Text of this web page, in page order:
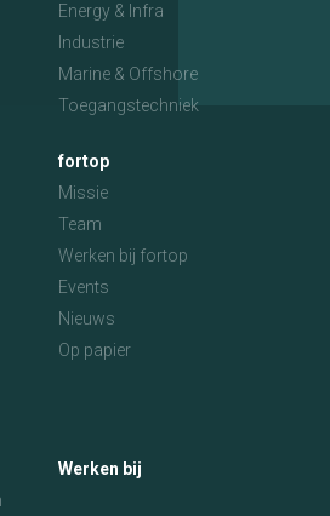
Energy & Infra
Industrie
Marine & Offshore
Toegangstechniek
fortop
Missie
Team
Werken bij fortop
Events
Nieuws
Op papier
Werken bij